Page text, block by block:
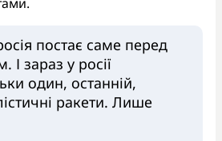
постає саме перед
зараз у росії
один, останній,
ракети. Лише